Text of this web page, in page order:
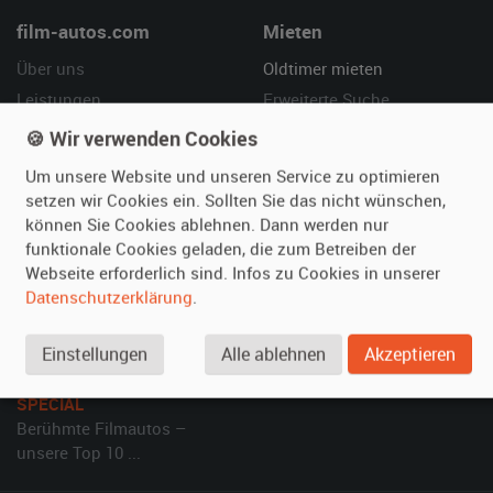
film-autos.com
Über uns
Leistungen
Referenzen
Mieten
Oldtimer mieten
Erweiterte Suche
Vermieten
Oldtimer anmelden
Fotos senden
Inserat verwalten
Hilfe
Häufige Fragen (FAQ)
So funktioniert's
SPECIAL
Berühmte Filmautos –
unsere Top 10 ...
🍪 Wir verwenden Cookies
Um unsere Website und unseren Service zu optimieren
setzen wir Cookies ein. Sollten Sie das nicht wünschen,
können Sie Cookies ablehnen. Dann werden nur
funktionale Cookies geladen, die zum Betreiben der
Webseite erforderlich sind. Infos zu Cookies in unserer
Datenschutzerklärung.
Einstellungen Alle ablehnen Akzeptieren